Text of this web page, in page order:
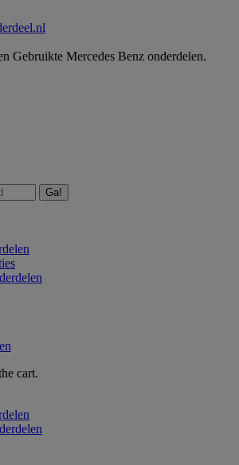
Gebruikte Mercedes Benz onderdelen.
cart.